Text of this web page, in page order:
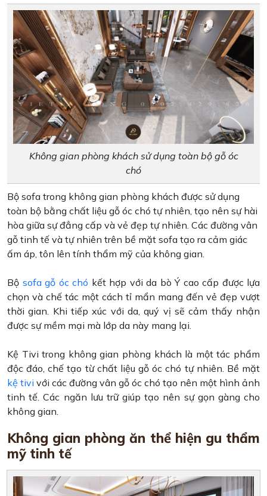
Không gian phòng khách sử dụng toàn bộ gỗ óc
chó
Bộ sofa trong không gian phòng khách được sử dụng
toàn bộ bằng chất liệu gỗ óc chó tự nhiên, tạo nên sự hài
hòa giữa sự đẳng cấp và vẻ đẹp tự nhiên. Các đường vân
gỗ tinh tế và tự nhiên trên bề mặt sofa tạo ra cảm giác
ấm áp, tôn lên tính thẩm mỹ của không gian.
Bộ sofa gỗ óc chó kết hợp với da bò Ý cao cấp được lựa
chọn và chế tác một cách tỉ mẩn mang đến vẻ đẹp vượt
thời gian. Khi tiếp xúc với da, quý vị sẽ cảm thấy nhận
được sự mềm mại mà lớp da này mang lại.
Kệ Tivi trong không gian phòng khách là một tác phẩm
độc đáo, chế tạo từ chất liệu gỗ óc chó tự nhiên. Bề mặt
kệ tivi với các đường vân gỗ óc chó tạo nên một hình ảnh
tinh tế. Các ngăn lưu trữ giúp tạo nên sự gọn gàng cho
không gian.
Không gian phòng ăn thể hiện gu thẩm
mỹ tinh tế